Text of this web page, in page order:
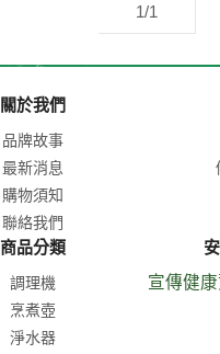
1/1
關於我們
品牌故事
最新消息
購物須知
聯絡我們
商品分類
調理機
烹煮壺
淨水器
宣傳健